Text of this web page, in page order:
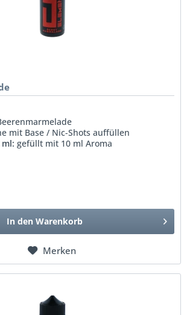
mit Base / Nic-Shots auffüllen
gefüllt mit 10 ml Aroma
In den Warenkorb
Merken